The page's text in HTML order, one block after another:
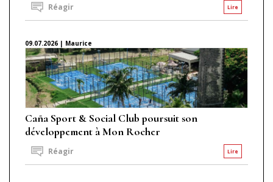
Lire
Réagir
09.07.2026 | Maurice
Caña Sport & Social Club poursuit son
développement à Mon Rocher
Lire
Réagir